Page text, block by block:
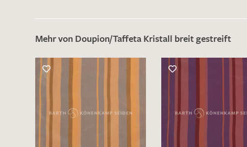
Es sind bisher keine Produkte auf Ihrer
Sollten Sie dennoch eine individuelle
Musteranfrage stellen wollen, vermerken
Mehr von Doupion/Taffeta Kristall breit gestreift